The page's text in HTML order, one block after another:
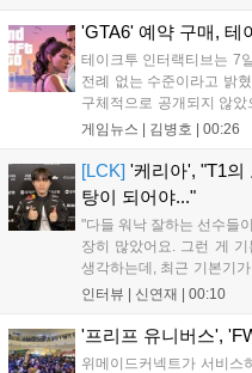
산의 영웅들 업데이트를
'GTA6' 예약 구매, 테
테이크투 인터랙티브는 7
전례 없는 수준이라고 밝
구체적으로 공개되지 않
11월 19일 PS5와 Xbox
상 'Grand Theft Auto VI:
이다....
게임뉴스 | 김병호 00:26
[LCK] '케리아', "T1의
탕이 되어야..."
"다들 워낙 잘하는 선수들
장히 많았어요. 그런 게
생각하는데, 최근 기본기
를 추구하다 보니까 팀적
LoL 챔피언스 코리아
인터뷰 | 신연재 00:10
'프리프 유니버스',
위메이드커넥트가 서비스